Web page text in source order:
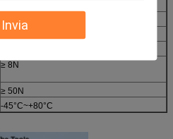
Invia
≤0.3dB (1310nm & 1550nm)
≥ 8N
≥ 50N
-45°C~+80°C